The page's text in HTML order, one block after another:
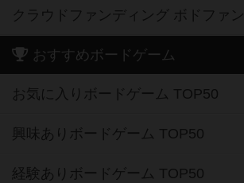
クラウドファンディング ボドファン
おすすめボードゲーム
お気に入りボードゲーム TOP50
興味ありボードゲーム TOP50
経験ありボードゲーム TOP50